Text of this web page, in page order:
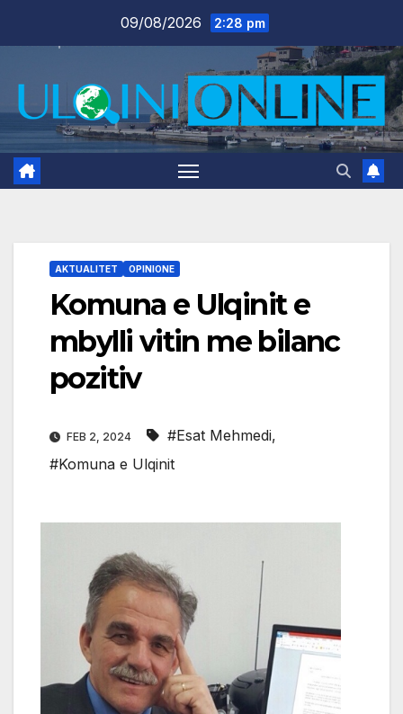
09/08/2026 2:28 pm
AKTUALITET OPINIONE
Komuna e Ulqinit e
mbylli vitin me bilanc
pozitiv
FEB 2, 2024 #Esat Mehmedi,
#Komuna e Ulqinit